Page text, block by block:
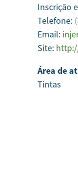
Inscrição
Telefone:
Email:
Site:
Área de
Tintas